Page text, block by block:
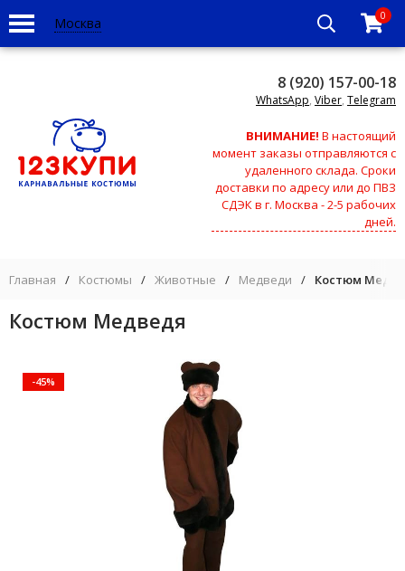
Москва 0
8 (920) 157-00-18
WhatsApp, Viber, Telegram
ВНИМАНИЕ! В настоящий
момент заказы отправляются с
удаленного склада. Сроки
доставки по адресу или до ПВЗ
СДЭК в г. Москва - 2-5 рабочих
дней.
Главная / Костюмы / Животные / Медведи / Костюм
Костюм Медведя
-45%